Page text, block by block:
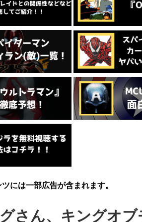
には一部広告が含まれます。
さん、キングオ